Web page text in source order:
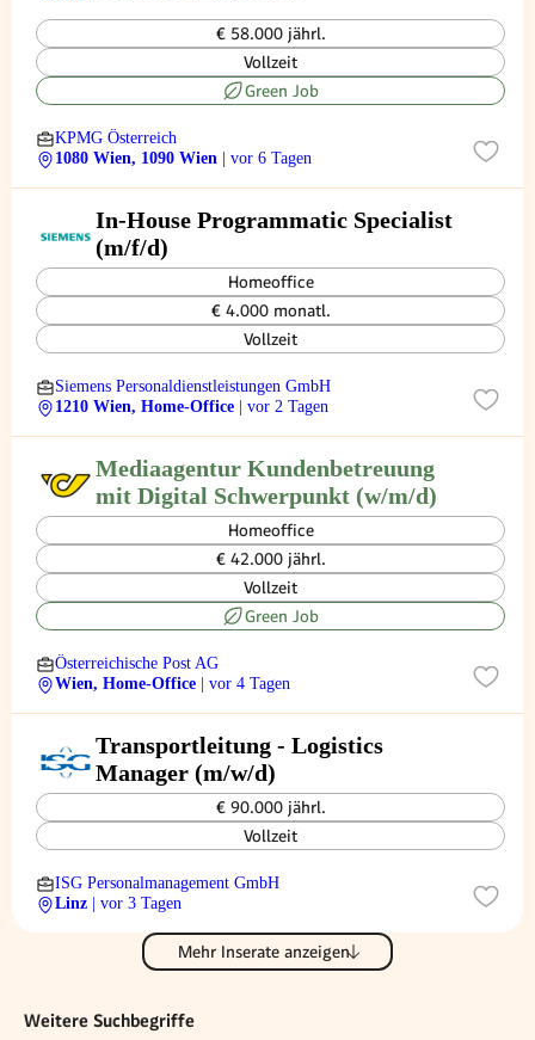
€ 58.000 jährl.
Vollzeit
Green Job
KPMG Österreich
1080 Wien, 1090 Wien
| vor 6 Tagen
In-House Programmatic Specialist
(m/f/d)
Homeoffice
€ 4.000 monatl.
Vollzeit
Siemens Personaldienstleistungen GmbH
1210 Wien, Home-Office
| vor 2 Tagen
Mediaagentur Kundenbetreuung
mit Digital Schwerpunkt (w/m/d)
Homeoffice
€ 42.000 jährl.
Vollzeit
Green Job
Österreichische Post AG
Wien, Home-Office
| vor 4 Tagen
Transportleitung - Logistics
Manager (m/w/d)
€ 90.000 jährl.
Vollzeit
ISG Personalmanagement GmbH
Linz
| vor 3 Tagen
Mehr Inserate anzeigen
Weitere Suchbegriffe